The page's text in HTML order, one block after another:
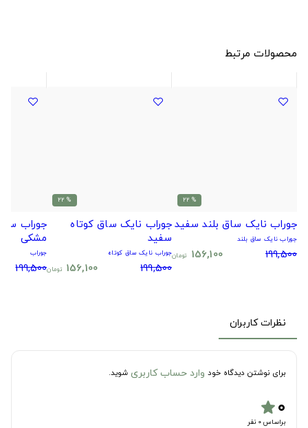
محصولات مرتبط
% 22
جوراب نایک ساق بلند سفید
جوراب نایک ساق بلند
199,500
156,100 تومان
% 22
جوراب نایک ساق کوتاه
سفید
جوراب نایک ساق کوتاه
199,500
156,100 تومان
جوراب
مشکی
جوراب
199,500
نظرات کاربران
برای نوشتن دیدگاه خود وارد حساب کاربری شوید.
۰star
براساس 0 نفر